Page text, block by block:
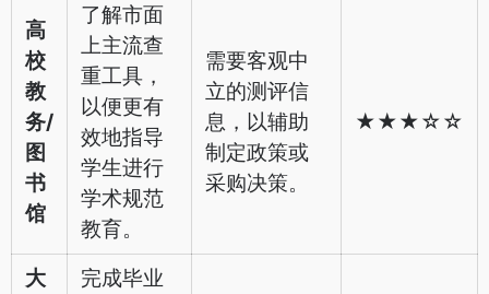
高
校
教
务/
图
书
馆
了解市面
上主流查
重工具，
以便更有
效地指导
学生进行
学术规范
教育。
需要客观中
立的测评信
息，以辅助
制定政策或
采购决策。
★★★☆☆
大
完成毕业